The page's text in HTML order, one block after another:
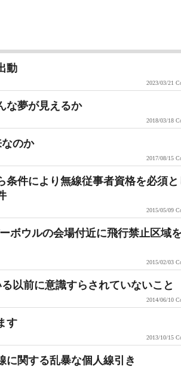
動
2023/03/21
な夢が見えるか
2018/03/18
のか
2017/08/15
条件により無線従事者資格を必須と
2015/05/09
ボウルの会場付近に飛行禁止区域を
2015/02/03
以前に意識すらされていないこと
2014/06/10
す
2013/10/15
に関する乱暴な個人線引き